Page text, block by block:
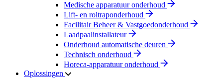
Medische apparatuur onderhoud
Lift- en roltraponderhoud
Facilitair Beheer & Vastgoedonderhoud
Laadpaalinstallateur
Onderhoud automatische deuren
Technisch onderhoud
Horeca-apparatuur onderhoud
Oplossingen